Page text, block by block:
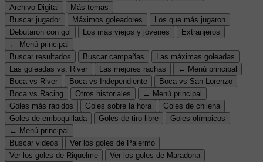
Archivo Digital
Más temas
Buscar jugador
Máximos goleadores
Los que más jugaron
Debutaron con gol
Los más viejos y jóvenes
Extranjeros
← Menú principal
Buscar resultados
Buscar campañas
Las máximas goleadas
Las goleadas vs. River
Las mejores rachas
← Menú principal
Boca vs River
Boca vs Independiente
Boca vs San Lorenzo
Boca vs Racing
Otros historiales
← Menú principal
Goles más rápidos
Goles sobre la hora
Goles de chilena
Goles de emboquillada
Goles de tiro libre
Goles olímpicos
← Menú principal
Buscar videos
Ver los goles de Palermo
Ver los goles de Riquelme
Ver los goles de Maradona